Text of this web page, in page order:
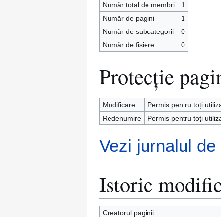
Număr total de membri
1
Număr de pagini
1
Număr de subcategorii
0
Număr de fișiere
0
Protecție
Modificare
Permis pentru toți
Redenumire
Permis pentru toți
Vezi jurnalul
Istoric
Creatorul paginii